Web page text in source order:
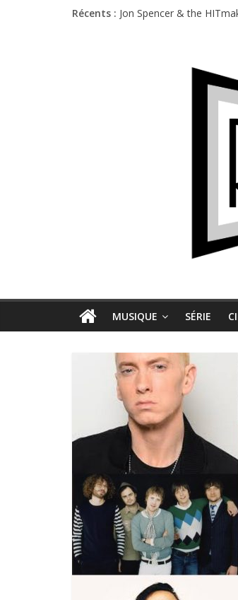
Récents : Charlie Puth à l’Olympia
Première édition du
MUSIQUE SÉRIE